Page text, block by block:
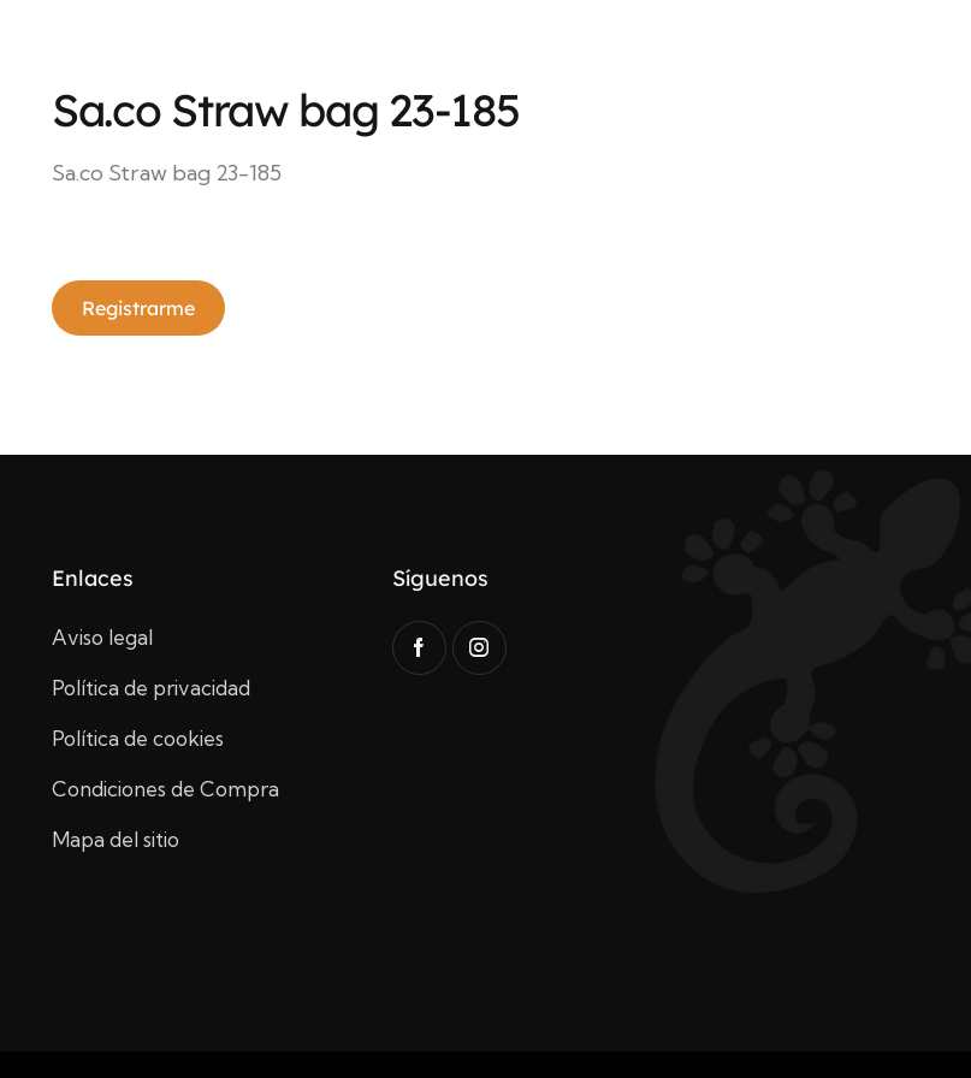
Sa.co Straw bag 23-185
Sa.co Straw bag 23-185
Registrarme
Enlaces
Aviso legal
Política de privacidad
Política de cookies
Condiciones de Compra
Mapa del sitio
Síguenos